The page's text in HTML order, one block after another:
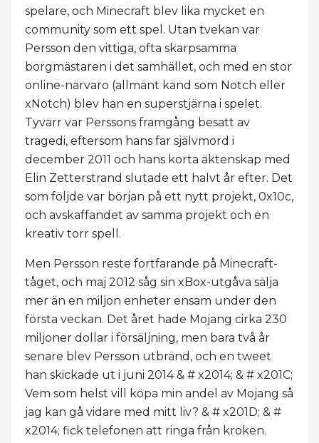
spelare, och Minecraft blev lika mycket en
community som ett spel. Utan tvekan var
Persson den vittiga, ofta skarpsamma
borgmästaren i det samhället, och med en stor
online-närvaro (allmänt känd som Notch eller
xNotch) blev han en superstjärna i spelet.
Tyvärr var Perssons framgång besatt av
tragedi, eftersom hans far självmord i
december 2011 och hans korta äktenskap med
Elin Zetterstrand slutade ett halvt år efter. Det
som följde var början på ett nytt projekt, 0x10c,
och avskaffandet av samma projekt och en
kreativ torr spell.
Men Persson reste fortfarande på Minecraft-
tåget, och maj 2012 såg sin xBox-utgåva sälja
mer än en miljon enheter ensam under den
första veckan. Det året hade Mojang cirka 230
miljoner dollar i försäljning, men bara två år
senare blev Persson utbränd, och en tweet
han skickade ut i juni 2014 & # x2014; & # x201C;
Vem som helst vill köpa min andel av Mojang så
jag kan gå vidare med mitt liv? & # x201D; & #
x2014; fick telefonen att ringa från kroken.